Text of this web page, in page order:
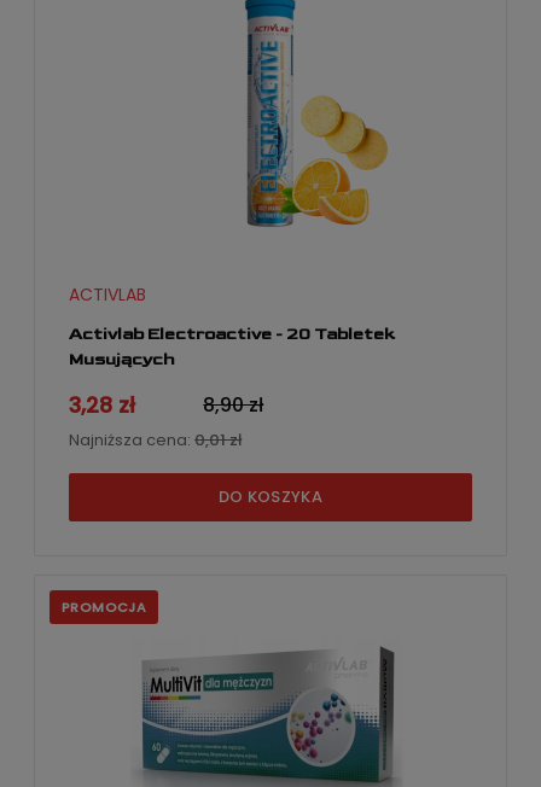
Activlab Electroactive - 20 Tabletek
Musujących
ACTIVLAB
3,28 zł 8,90 zł
Najniższa cena: 0,01 zł
DO KOSZYKA
PROMOCJA